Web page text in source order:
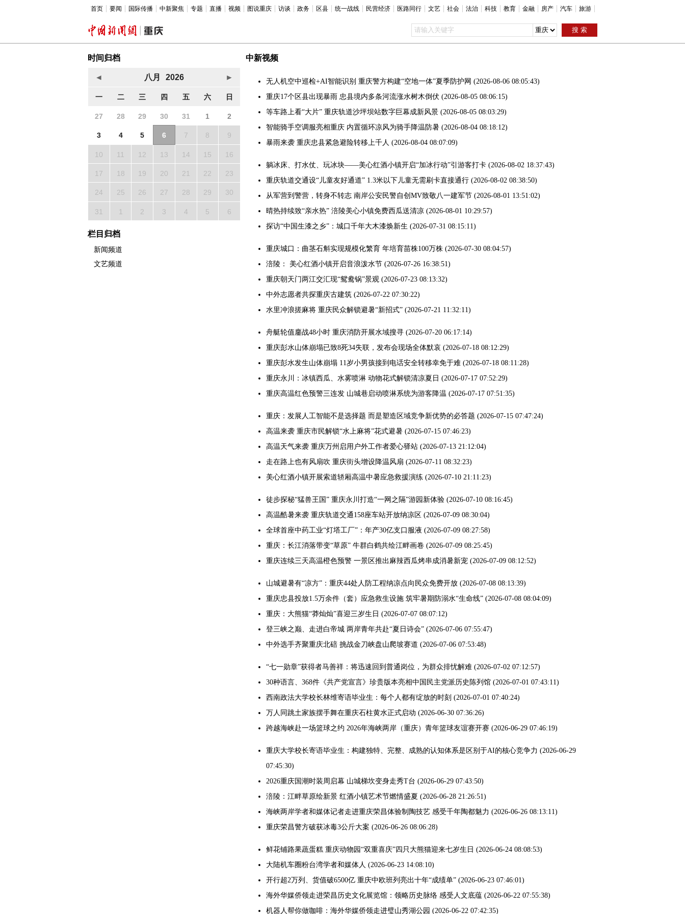
首页 要闻 国际传播 中新聚焦 专题 直播 视频 图说重庆 访谈 政务 区县 统一战线 民营经济 医路同行 文艺 社会 法治 科技 教育 金融 房产 汽车 旅游
时间归档
栏目归档
新闻频道
文艺频道
中新视频
无人机空中巡检+AI智能识别 重庆警方构建“空地一体”夏季防护网 (2026-08-06 08:05:43)
重庆17个区县出现暴雨 忠县境内多条河流涨水树木倒伏 (2026-08-05 08:06:15)
等车路上看“大片” 重庆轨道沙坪坝站数字巨幕成新风景 (2026-08-05 08:03:29)
智能骑手空调服亮相重庆 内置循环凉风为骑手降温防暑 (2026-08-04 08:18:12)
暴雨来袭 重庆忠县紧急避险转移上千人 (2026-08-04 08:07:09)
躺冰床、打水仗、玩冰块——美心红酒小镇开启“加冰行动”引游客打卡 (2026-08-02 18:37:43)
重庆轨道交通设“儿童友好通道” 1.3米以下儿童无需刷卡直接通行 (2026-08-02 08:38:50)
从军营到警营，转身不转志 南岸公安民警自创MV致敬八一建军节 (2026-08-01 13:51:02)
晴热持续致“亲水热” 涪陵美心小镇免费西瓜送清凉 (2026-08-01 10:29:57)
探访“中国生漆之乡”：城口千年大木漆焕新生 (2026-07-31 08:15:11)
重庆城口：曲茎石斛实现规模化繁育 年培育苗株100万株 (2026-07-30 08:04:57)
涪陵： 美心红酒小镇开启音浪泼水节 (2026-07-26 16:38:51)
重庆朝天门两江交汇现“鸳鸯锅”景观 (2026-07-23 08:13:32)
中外志愿者共探重庆古建筑 (2026-07-22 07:30:22)
水里冲浪搓麻将 重庆民众解锁避暑“新招式” (2026-07-21 11:32:11)
舟艇轮值鏖战48小时 重庆消防开展水域搜寻 (2026-07-20 06:17:14)
重庆彭水山体崩塌已致8死34失联，发布会现场全体默哀 (2026-07-18 08:12:29)
重庆彭水发生山体崩塌 11岁小男孩接到电话安全转移幸免于难 (2026-07-18 08:11:28)
重庆永川：冰镇西瓜、水雾喷淋 动物花式解锁清凉夏日 (2026-07-17 07:52:29)
重庆高温红色预警三连发 山城巷启动喷淋系统为游客降温 (2026-07-17 07:51:35)
重庆：发展人工智能不是选择题 而是塑造区域竞争新优势的必答题 (2026-07-15 07:47:24)
高温来袭 重庆市民解锁“水上麻将”花式避暑 (2026-07-15 07:46:23)
高温天气来袭 重庆万州启用户外工作者爱心驿站 (2026-07-13 21:12:04)
走在路上也有风扇吹 重庆街头增设降温风扇 (2026-07-11 08:32:23)
美心红酒小镇开展索道轿厢高温中暑应急救援演练 (2026-07-10 21:11:23)
徒步探秘“猛兽王国” 重庆永川打造“一网之隔”游园新体验 (2026-07-10 08:16:45)
高温酷暑来袭 重庆轨道交通158座车站开放纳凉区 (2026-07-09 08:30:04)
全球首座中药工业“灯塔工厂”：年产30亿支口服液 (2026-07-09 08:27:58)
重庆：长江消落带变“草原” 牛群白鹤共绘江畔画卷 (2026-07-09 08:25:45)
重庆连续三天高温橙色预警 一景区推出麻辣西瓜烤串成消暑新宠 (2026-07-09 08:12:52)
山城避暑有“凉方”：重庆44处人防工程纳凉点向民众免费开放 (2026-07-08 08:13:39)
重庆忠县投放1.5万余件（套）应急救生设施 筑牢暑期防溺水“生命线” (2026-07-08 08:04:09)
重庆：大熊猫“莽灿灿”喜迎三岁生日 (2026-07-07 08:07:12)
登三峡之巅、走进白帝城 两岸青年共赴“夏日诗会” (2026-07-06 07:55:47)
中外选手齐聚重庆北碚 挑战金刀峡盘山爬坡赛道 (2026-07-06 07:53:48)
“七一勋章”获得者马善祥：将迅速回到普通岗位，为群众排忧解难 (2026-07-02 07:12:57)
30种语言、368件《共产党宣言》珍贵版本亮相中国民主党派历史陈列馆 (2026-07-01 07:43:11)
西南政法大学校长林维寄语毕业生：每个人都有绽放的时刻 (2026-07-01 07:40:24)
万人同跳土家族摆手舞在重庆石柱黄水正式启动 (2026-06-30 07:36:26)
跨越海峡赴一场篮球之约 2026年海峡两岸（重庆）青年篮球友谊赛开赛 (2026-06-29 07:46:19)
重庆大学校长寄语毕业生：构建独特、完整、成熟的认知体系是区别于AI的核心竞争力 (2026-06-29
07:45:30)
2026重庆国潮时装周启幕 山城梯坎变身走秀T台 (2026-06-29 07:43:50)
涪陵：江畔草原绘新景 红酒小镇艺术节燃情盛夏 (2026-06-28 21:26:51)
海峡两岸学者和媒体记者走进重庆荣昌体验制陶技艺 感受千年陶都魅力 (2026-06-26 08:13:11)
重庆荣昌警方破获冰毒3公斤大案 (2026-06-26 08:06:28)
鲜花铺路果蔬蛋糕 重庆动物园“双重喜庆”四只大熊猫迎来七岁生日 (2026-06-24 08:08:53)
大陆机车圈粉台湾学者和媒体人 (2026-06-23 14:08:10)
开行超2万列、货值破6500亿 重庆中欧班列亮出十年“成绩单” (2026-06-23 07:46:01)
海外华媒侨领走进荣昌历史文化展览馆：领略历史脉络 感受人文底蕴 (2026-06-22 07:55:38)
机器人帮你做咖啡：海外华媒侨领走进璧山秀湖公园 (2026-06-22 07:42:35)
◄ 八月 2026 ►
一 二 三 四 五 六 日
27 28 29 30 31 1 2
3 4 5 6 7 8 9
10 11 12 13 14 15 16
17 18 19 20 21 22 23
24 25 26 27 28 29 30
31 1 2 3 4 5 6